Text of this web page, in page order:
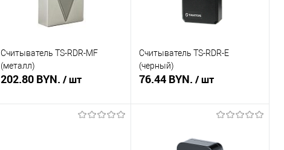
Считыватель TS-RDR-MF
(металл)
202.80 BYN. / шт
Считыватель TS-RDR-E
(черный)
76.44 BYN. / шт